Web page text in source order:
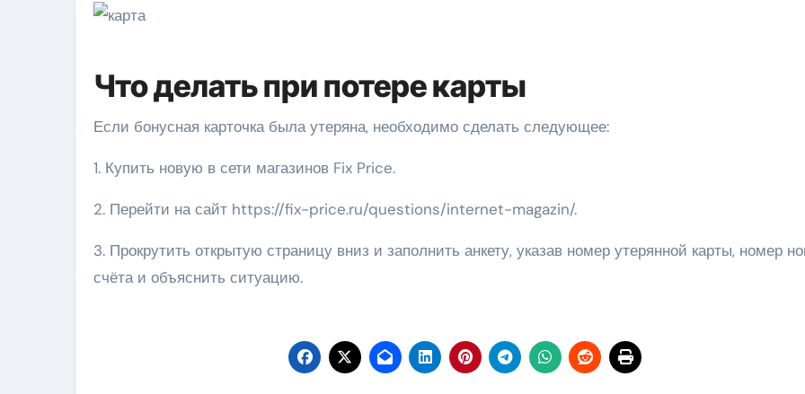
Что делать при потере карты
Если бонусная карточка была утеряна, необходимо сделать следующее:
1. Купить новую в сети магазинов Fix Price.
2. Перейти на сайт https://fix-price.ru/questions/internet-magazin/.
3. Прокрутить открытую страницу вниз и заполнить анкету, указав номер утерянной карты, номер
счёта и объяснить ситуацию.